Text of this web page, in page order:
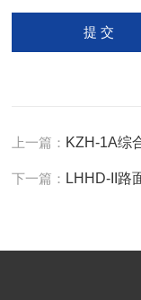
上一篇： KZH-1A综
下一篇： LHHD-II路